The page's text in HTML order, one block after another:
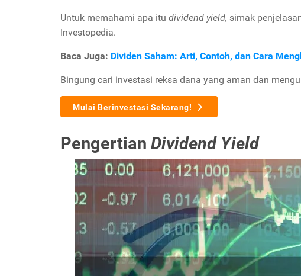
Untuk memahami apa itu dividend yield, simak
Investopedia.
Baca Juga: Dividen Saham: Arti, Contoh, dan Cara
Bingung cari investasi reksa dana yang aman dan
Mulai Berinvestasi Sekarang!
Pengertian Dividend Yield